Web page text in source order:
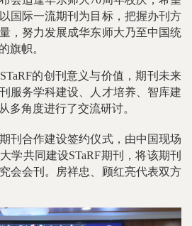
国际一流期刊为目标，把握办刊方
，努力发展成华东师大乃至中国统
旗帜。
的创刊意义与价值，期刊未来
服务学科建设、人才培养、智库建
多角度进行了交流研讨。
合作建设签约仪式，由中国现场
学共同建设STaRF期刊，将该期刊
会会刊。房祥忠、顾红亮代表双方